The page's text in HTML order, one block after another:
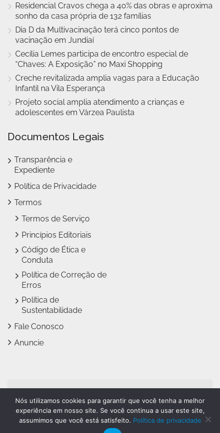
Residencial Cravos chega a 40% das obras e aproxima
sonho da casa própria de 132 famílias
Dia D da Multivacinação terá cinco pontos de
vacinação em Jundiaí
Cecília Lemes participa de encontro especial de
“Chaves: A Exposição” no Maxi Shopping
Creche revitalizada amplia vagas para a Educação
Infantil na Vila Esperança
Projeto social amplia atendimento a crianças e
adolescentes em Várzea Paulista
Documentos Legais
Transparência e
Expediente
Política de Privacidade
Termos
Termos de Serviço
Princípios Editoriais
Código de Ética e
Conduta
Política de Correção de
Erros
Política de
Sustentabilidade
Fale Conosco
Anuncie
Jundiaí Notícias faz parte
doGrupo Novo Dia
Nós utilizamos cookies para garantir que você tenha a melhor
experiência em nosso site. Se você continua a usar este site,
assumimos que você está satisfeito. Política de privacidade